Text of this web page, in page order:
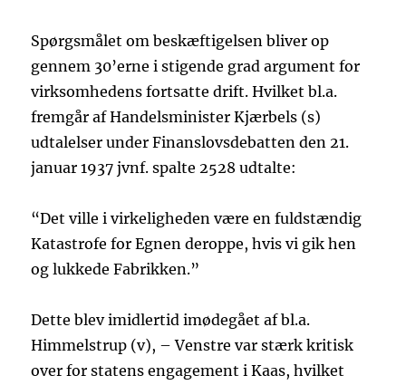
Spørgsmålet om beskæftigelsen bliver op
gennem 30’erne i stigende grad argument for
virksomhedens fortsatte drift. Hvilket bl.a.
fremgår af Handelsminister Kjærbels (s)
udtalelser under Finanslovsdebatten den 21.
januar 1937 jvnf. spalte 2528 udtalte:
“Det ville i virkeligheden være en fuldstændig
Katastrofe for Egnen deroppe, hvis vi gik hen
og lukkede Fabrikken.”
Dette blev imidlertid imødegået af bl.a.
Himmelstrup (v), – Venstre var stærk kritisk
over for statens engagement i Kaas, hvilket